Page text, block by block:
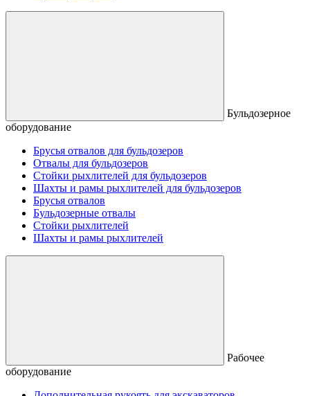
Бульдозерное
оборудование
Брусья отвалов для бульдозеров
Отвалы для бульдозеров
Стойки рыхлителей для бульдозеров
Шахты и рамы рыхлителей для бульдозеров
Брусья отвалов
Бульдозерные отвалы
Стойки рыхлителей
Шахты и рамы рыхлителей
Рабочее
оборудование